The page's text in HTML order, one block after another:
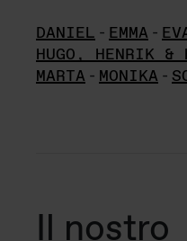
DANIEL - EMMA -
HUGO, HENRIK &
MARTA - MONIKA -
Il nostro